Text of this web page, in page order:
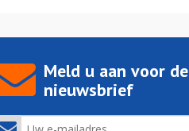
Meld u aan voor de
nieuwsbrief